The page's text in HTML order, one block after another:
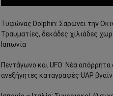
Τυφώνας Dolphin: Σαρώνει την
Τραυματίες, δεκάδες χιλιάδες
Ιαπωνία
Πεντάγωνο και UFO: Νέα απόρρητα
ανεξήγητες καταγραφές UAP